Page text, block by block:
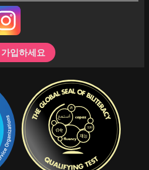
입하세요